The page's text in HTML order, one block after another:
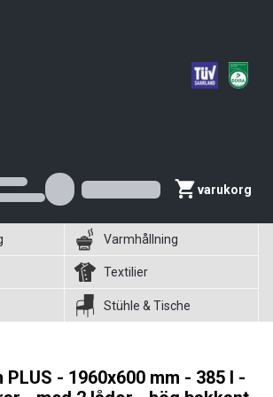
varukorg
Varmhållning
Textilier
Stühle & Tische
PLUS - 1960x600 mm - 385 l -